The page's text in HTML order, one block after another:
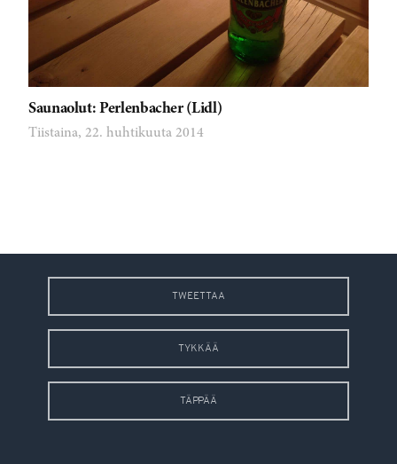
Saunaolut: Perlenbacher (Lidl)
Tiistaina, 22. huhtikuuta 2014
TWEETTAA
TYKKÄÄ
TÄPPÄÄ